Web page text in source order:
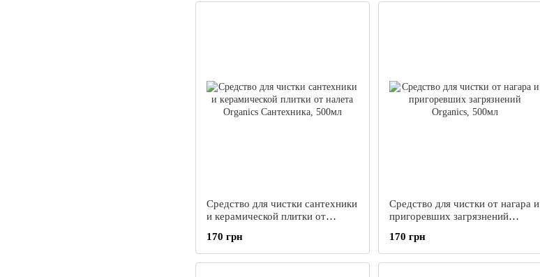
Средство для чистки сантехники
и керамической плитки от
500мл
170 грн
Средство для чистки от нагара и
пригоревших загрязнений
170 грн